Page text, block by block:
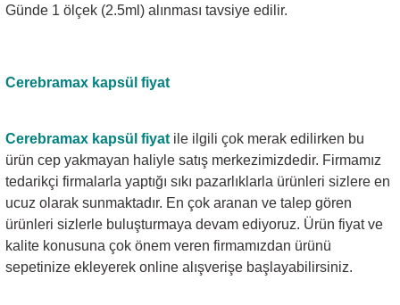
Günde 1 ölçek (2.5ml) alınması tavsiye edilir.
Cerebramax kapsül fiyat
Cerebramax kapsül fiyat ile ilgili çok merak edilirken bu
ürün cep yakmayan haliyle satış merkezimizdedir. Firmamız
tedarikçi firmalarla yaptığı sıkı pazarlıklarla ürünleri sizlere en
ucuz olarak sunmaktadır. En çok aranan ve talep gören
ürünleri sizlerle buluşturmaya devam ediyoruz. Ürün fiyat ve
kalite konusuna çok önem veren firmamızdan ürünü
sepetinize ekleyerek online alışverişe başlayabilirsiniz.